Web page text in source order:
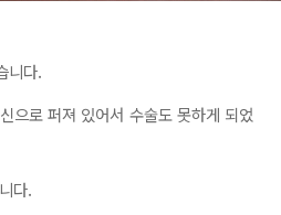
니다.
으로 퍼져 있어서 수술도 못하게 되었
다.